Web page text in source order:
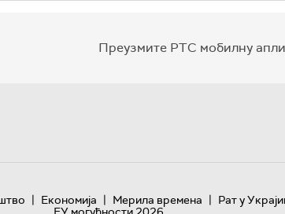
Преузмите РТС мобилну
| Економија | Мерила времена | Рат у